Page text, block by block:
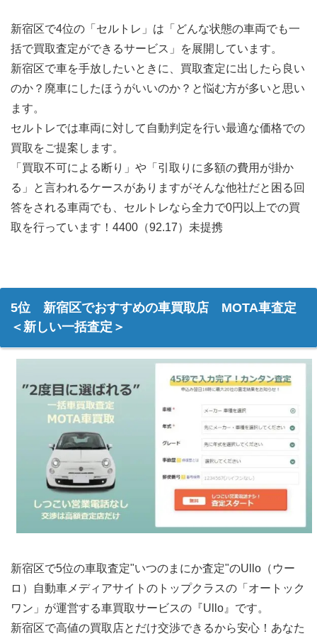
新宿区で4位の「セルトレ」は「どんな状態の車両でも一
括で買取査定ができるサービス」を展開しています。
新宿区で車を手放したいときに、買取査定に出したら良い
のか？廃車にしたほうがいいのか？と悩む方が多いと思い
ます。
セルトレでは車両に対して自動判定を行い最適な価格での
買取をご提案します。
「買取不可による断り」や「引取りに多額の費用が掛か
る」と言われるケースがありますがそんな他社だと困る回
答をされる車両でも、セルトレなら全力で0円以上での買
取を行っています！4400（92.17）未提携
5位 新宿区でおすすめの車買取店 MOTA車査定
＜新しい一括査定＞
新宿区で5位の車取査定"いつのまにか査定"のUllo（ウー
ロ）自動車メディアサイトのトップクラスの「オートック
ワン」が運営する車買取サービスの『Ullo』です。
新宿区で高値の買取店とだけ交渉できるから安心！あなた